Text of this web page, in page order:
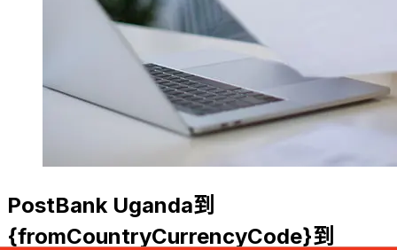
PostBank Uganda到
{fromCountryCurrencyCode}到